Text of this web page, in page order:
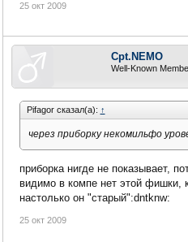
25 окт 2009
Cpt.NEMO
Well-Known
Pifagor сказал(а): ↑
через приборку некомильфо
приборка нигде не показывает,
видимо в компе нет этой фишки,
настолько он "старый":dntknw:
25 окт 2009